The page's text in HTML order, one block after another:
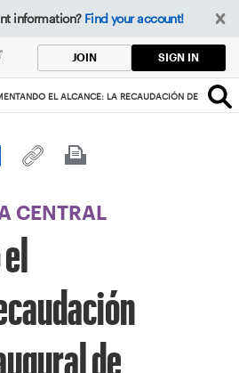
information? Find your account!
JOIN SIGN IN
EL ALCANCE: LA RECAUDACIÓN DE
CENTRAL
de